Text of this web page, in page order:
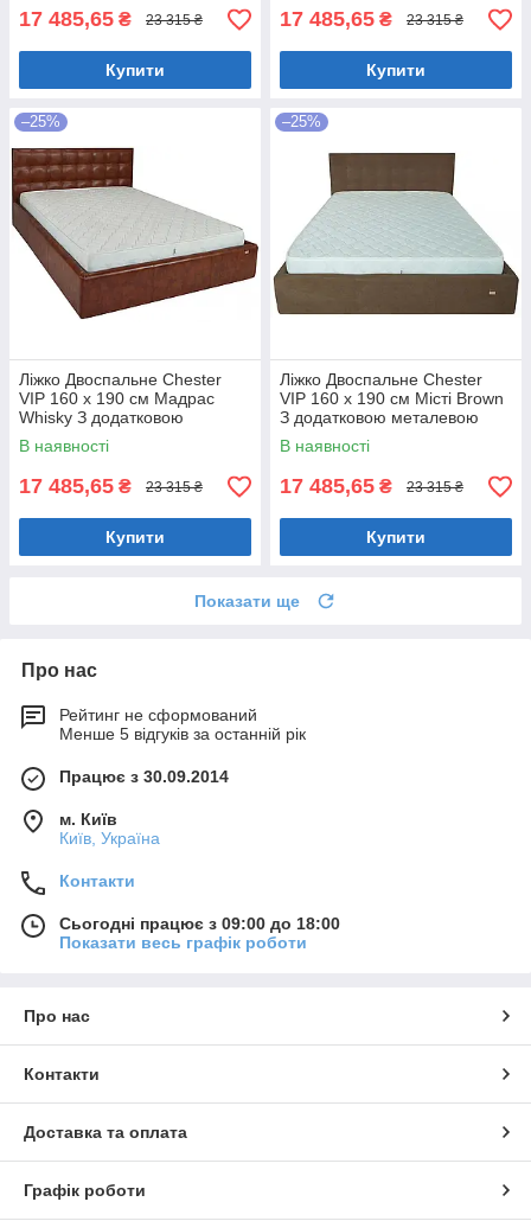
17 485,65 ₴ 23 315 ₴
Купити
17 485,65 ₴ 23 315 ₴
Купити
–25%
Ліжко Двоспальне Chester
VIP 160 х 190 см Мадрас
Whisky З додатковою
металевою цільнозварною
рамою Коричневий
В наявності
17 485,65 ₴ 23 315 ₴
Купити
–25%
Ліжко Двоспальне Chester
VIP 160 х 190 см Місті Brown
З додатковою металевою
цільнозварною рамою
Коричневий
В наявності
17 485,65 ₴ 23 315 ₴
Купити
Показати ще
Про нас
Рейтинг не сформований
Менше 5 відгуків за останній рік
Працює з 30.09.2014
м. Київ
Київ, Україна
Контакти
Сьогодні працює з 09:00 до 18:00
Показати весь графік роботи
Про нас
Контакти
Доставка та оплата
Графік роботи